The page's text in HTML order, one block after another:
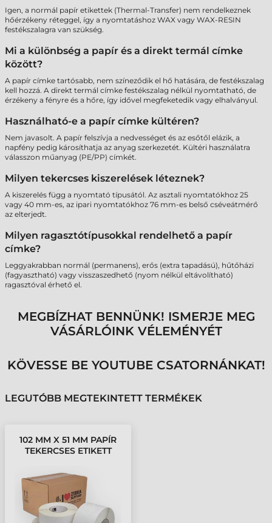
Igen, a normál papír etikettek (Thermal-Transfer) nem rendelkeznek
hőérzékeny réteggel, így a nyomtatáshoz WAX vagy WAX-RESIN
festékszalagra van szükség.
Mi a különbség a papír és a direkt termál címke
között?
A papír címke tartósabb, nem színeződik el hő hatására, de festékszalag
kell hozzá. A direkt termál címke festékszalag nélkül nyomtatható, de
érzékeny a fényre és a hőre, így idővel megfeketedik vagy elhalványul.
Használható-e a papír címke kültéren?
Nem javasolt. A papír felszívja a nedvességet és az esőtől elázik, a
napfény pedig károsíthatja az anyag szerkezetét. Kültéri használatra
válasszon műanyag (PE/PP) címkét.
Milyen tekercses kiszerelések léteznek?
A kiszerelés függ a nyomtató típusától. Az asztali nyomtatókhoz 25
vagy 40 mm-es, az ipari nyomtatókhoz 76 mm-es belső cséveátmérő
az elterjedt.
Milyen ragasztótípusokkal rendelhető a papír
címke?
Leggyakrabban normál (permanens), erős (extra tapadású), hűtőházi
(fagyasztható) vagy visszaszedhető (nyom nélkül eltávolítható)
ragasztóval érhető el.
MEGBÍZHAT BENNÜNK! ISMERJE MEG
VÁSÁRLÓINK VÉLEMÉNYÉT
KÖVESSE BE YOUTUBE CSATORNÁNKAT!
LEGUTÓBB MEGTEKINTETT TERMÉKEK
102 MM X 51 MM PAPÍR
TEKERCSES ETIKETT
CÍMKE/TEKERCS )